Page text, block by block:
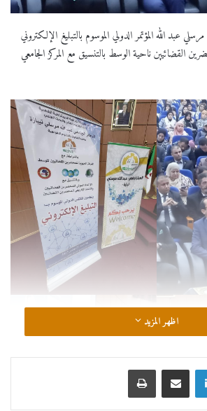
عبد الله المؤتمر الدولي الموسوم بالتبليغ الإلكتروني
القضائيين ناحية الوسط بالتنسيق مع المركز الجامعي
اظهر المزيد
لينكدإن مشاركة عبر البريد طباعة